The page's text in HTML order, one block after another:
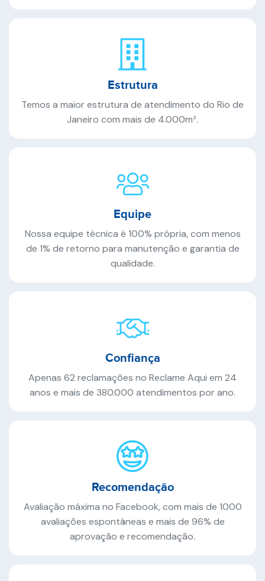
Estrutura
Temos a maior estrutura de atendimento do Rio de
Janeiro com mais de 4.000m².
Equipe
Nossa equipe técnica é 100% própria, com menos
de 1% de retorno para manutenção e garantia de
qualidade.
Confiança
Apenas 62 reclamações no Reclame Aqui em 24
anos e mais de 380.000 atendimentos por ano.
Recomendação
Avaliação máxima no Facebook, com mais de 1000
avaliações espontâneas e mais de 96% de
aprovação e recomendação.